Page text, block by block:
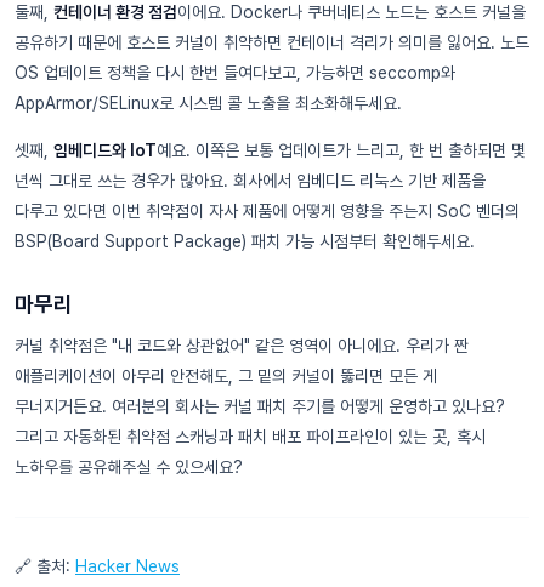
둘째, 컨테이너 환경 점검이에요. Docker나 쿠버네티스 노드는 호스트 커널을
공유하기 때문에 호스트 커널이 취약하면 컨테이너 격리가 의미를 잃어요. 노드
OS 업데이트 정책을 다시 한번 들여다보고, 가능하면 seccomp와
AppArmor/SELinux로 시스템 콜 노출을 최소화해두세요.
셋째, 임베디드와 IoT예요. 이쪽은 보통 업데이트가 느리고, 한 번 출하되면 몇
년씩 그대로 쓰는 경우가 많아요. 회사에서 임베디드 리눅스 기반 제품을
다루고 있다면 이번 취약점이 자사 제품에 어떻게 영향을 주는지 SoC 벤더의
BSP(Board Support Package) 패치 가능 시점부터 확인해두세요.
마무리
커널 취약점은 "내 코드와 상관없어" 같은 영역이 아니에요. 우리가 짠
애플리케이션이 아무리 안전해도, 그 밑의 커널이 뚫리면 모든 게
무너지거든요. 여러분의 회사는 커널 패치 주기를 어떻게 운영하고 있나요?
그리고 자동화된 취약점 스캐닝과 패치 배포 파이프라인이 있는 곳, 혹시
노하우를 공유해주실 수 있으세요?
🔗 출처: Hacker News